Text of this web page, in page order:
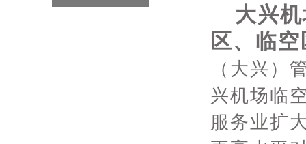
大兴机
区、临
（大兴）
兴机场临
服务业扩